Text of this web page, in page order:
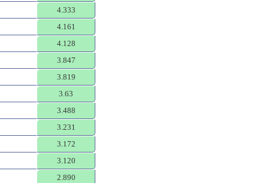
4.333
4.161
4.128
3.847
3.819
3.63
3.488
3.231
3.172
3.120
2.890